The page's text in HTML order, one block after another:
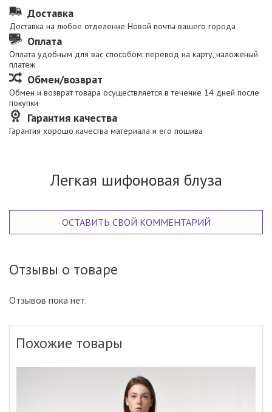
Доставка
Доставка на любое отделение Новой почты вашего города
Оплата
Оплата удобным для вас способом: перевод на карту, наложеный
платеж
Обмен/возврат
Обмен и возврат товара осуществляется в течение 14 дней после
покупки
Гарантия качества
Гарантия хорошо качества материала и его пошива
Легкая шифоновая блуза
ОСТАВИТЬ СВОЙ КОММЕНТАРИЙ
Отзывы о товаре
Отзывов пока нет.
Похожие товары